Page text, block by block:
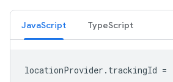
JavaScript TypeScript
locationProvider . trackingId =